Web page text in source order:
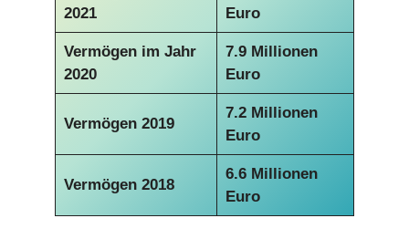
2021
Euro
Vermögen im Jahr
2020
7.9 Millionen
Euro
Vermögen 2019
7.2 Millionen
Euro
Vermögen 2018
6.6 Millionen
Euro